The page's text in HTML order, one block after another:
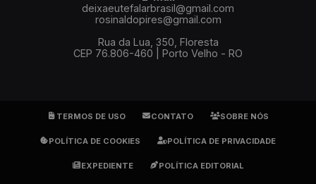
deixaeutefalarbrasil@gmail.com
rosinaldopires@gmail.com
Rua da Lua, 350, Floresta
CEP 76.806-460 | Porto Velho - RO
TERMOS DE USO CONTATO SOBRE NÓS
POLÍTICA DE COOKIES POLÍTICA DE PRIVACIDADE
EXPEDIENTE POLÍTICA EDITORIAL